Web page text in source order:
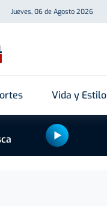
Jueves, 06 de Agosto 2026
Vida y Estilo